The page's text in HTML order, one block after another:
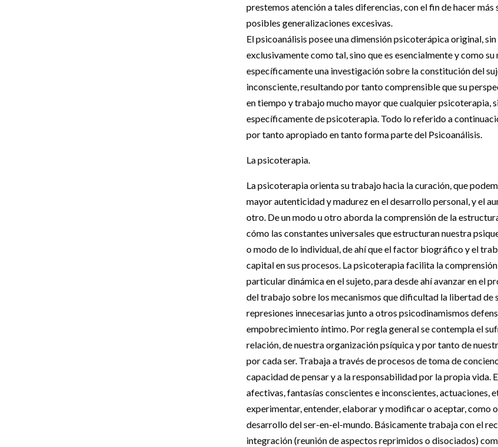
prestemos atención a tales diferencias, con el fin de hacer
posibles generalizaciones excesivas.
El psicoanálisis posee una dimensión psicoterápica original,
exclusivamente como tal, sino que es esencialmente y como
específicamente una investigación sobre la constitución del
inconsciente, resultando por tanto comprensible que su
en tiempo y trabajo mucho mayor que cualquier psicoterapia,
específicamente de psicoterapia. Todo lo referido a
por tanto apropiado en tanto forma parte del Psicoanálisis.
La psicoterapia.
La psicoterapia orienta su trabajo hacia la curación, que
mayor autenticidad y madurez en el desarrollo personal, y el
otro. De un modo u otro aborda la comprensión de la
cómo las constantes universales que estructuran nuestra
o modo de lo individual, de ahí que el factor biográfico y el
capital en sus procesos. La psicoterapia facilita la
particular dinámica en el sujeto, para desde ahí avanzar en el
del trabajo sobre los mecanismos que dificultad la libertad de
represiones innecesarias junto a otros psicodinamismos
empobrecimiento íntimo. Por regla general se contempla el
relación, de nuestra organización psíquica y por tanto de
por cada ser. Trabaja a través de procesos de toma de
capacidad de pensar y a la responsabilidad por la propia vida.
afectivas, fantasías conscientes e inconscientes,
experimentar, entender, elaborar y modificar o aceptar, como
desarrollo del ser-en-el-mundo. Básicamente trabaja con el
integración (reunión de aspectos reprimidos o disociados)